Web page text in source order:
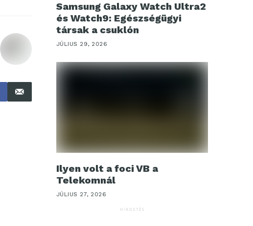
Samsung Galaxy Watch Ultra2
és Watch9: Egészségügyi
társak a csuklón
JÚLIUS 29, 2026
Ilyen volt a foci VB a
Telekomnál
JÚLIUS 27, 2026
HIRDETÉS